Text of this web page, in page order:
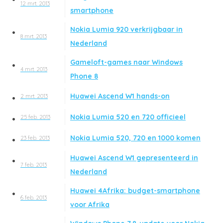
12 mrt. 2013
smartphone
8 mrt. 2013
Nokia Lumia 920 verkrijgbaar in
Nederland
4 mrt. 2013
Gameloft-games naar Windows
Phone 8
2 mrt. 2013 Huawei Ascend W1 hands-on
25 feb. 2013 Nokia Lumia 520 en 720 officieel
23 feb. 2013 Nokia Lumia 520, 720 en 1000 komen
7 feb. 2013
Huawei Ascend W1 gepresenteerd in
Nederland
6 feb. 2013
Huawei 4Afrika: budget-smartphone
voor Afrika